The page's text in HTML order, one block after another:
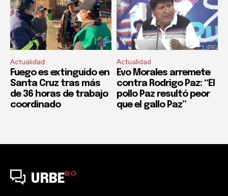
Actualidad
Fuego es extinguido en
Santa Cruz tras más
de 36 horas de trabajo
coordinado
Actualidad
Evo Morales arremete
contra Rodrigo Paz: “El
pollo Paz resultó peor
que el gallo Paz”
URBEBO